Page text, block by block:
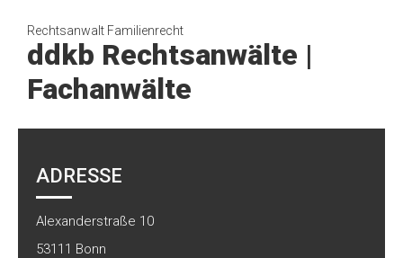
Rechtsanwalt Familienrecht
ddkb Rechtsanwälte |
Fachanwälte
ADRESSE
Alexanderstraße 10
53111 Bonn